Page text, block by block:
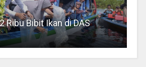
Ribu Bibit Ikan di DAS